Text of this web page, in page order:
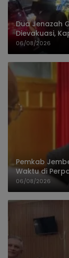
Dua Jenazah
Dievakuasi,
06/08/2026
Pemkab
Waktu di
06/08/2026